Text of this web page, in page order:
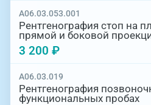
A06.03.053.001
Рентгенография стоп на
прямой и боковой
3 200 ₽
A06.03.019
Рентгенография
функциональных пробах